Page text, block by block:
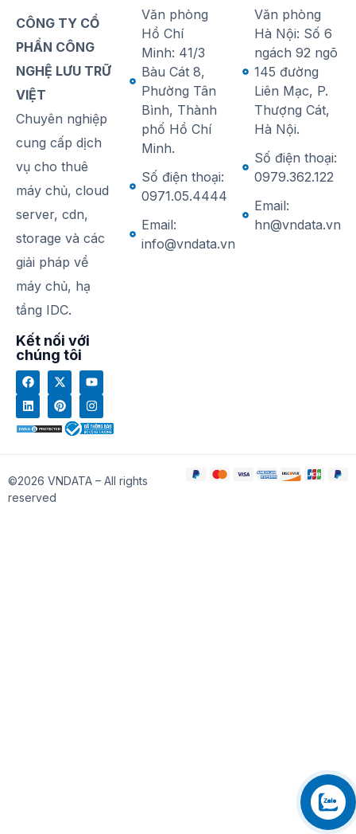
CÔNG TY CỔ
PHẦN CÔNG
NGHỆ LƯU TRỮ
VIỆT
Chuyên nghiệp
cung cấp dịch
vụ cho thuê
máy chủ, cloud
server, cdn,
storage và các
giải pháp về
máy chủ, hạ
tầng IDC.
Kết nối với
chúng tôi
Văn phòng
Hồ Chí
Minh: 41/3
Bàu Cát 8,
Phường Tân
Bình, Thành
phố Hồ Chí
Minh.
Số điện thoại:
0971.05.4444
Email:
info@vndata.vn
Văn phòng
Hà Nội: Số 6
ngách 92 ngõ
145 đường
Liên Mạc, P.
Thượng Cát,
Hà Nội.
Số điện thoại:
0979.362.122
Email:
hn@vndata.vn
©2026 VNDATA – All rights
reserved